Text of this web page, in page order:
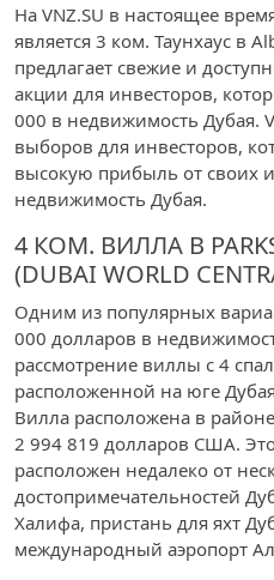
На VNZ.SU в настоящее
является 3 ком. Таунхаус в
предлагает свежие и
акции для инвесторов,
000 в недвижимость Дубая.
выборов для инвесторов,
высокую прибыль от своих
недвижимость Дубая.
4 КОМ. ВИЛЛА В
(DUBAI WORLD
Одним из популярных
000 долларов в
рассмотрение виллы с 4
расположенной на юге
Вилла расположена в
2 994 819 долларов США.
расположен недалеко от
достопримечательностей
Халифа, пристань для яхт
международный аэропорт